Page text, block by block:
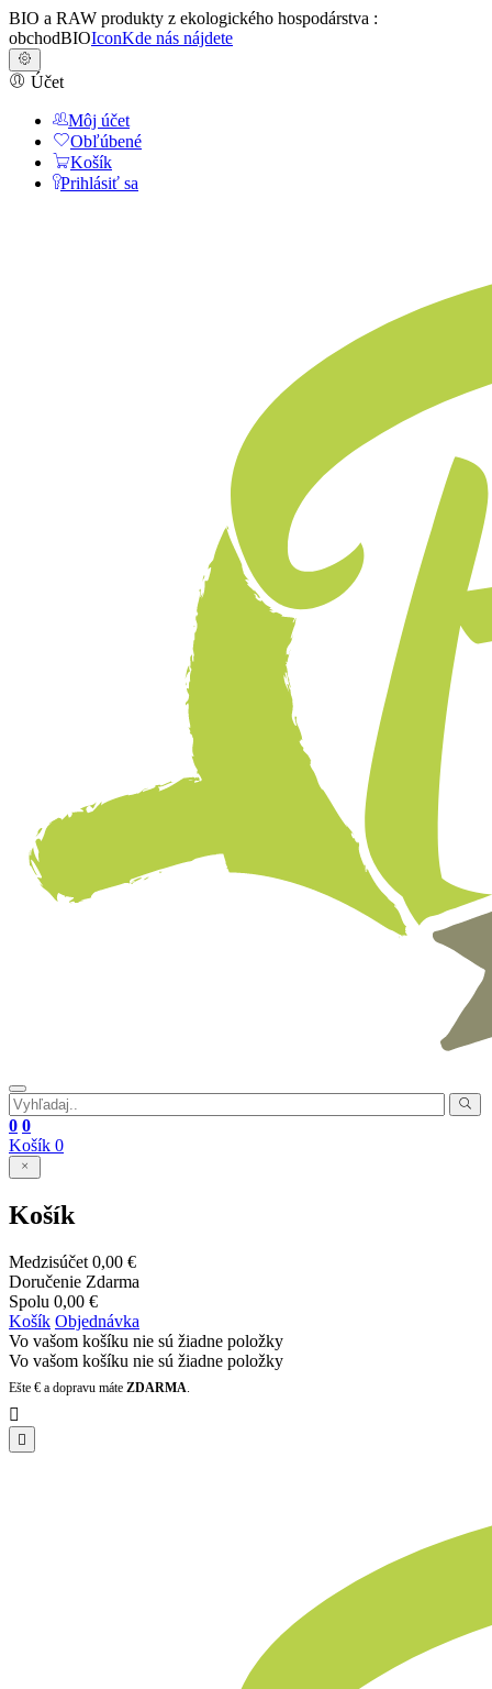
BIO a RAW produkty z ekologického hospodárstva :
obchodBIOIconKde nás nájdete
Účet
Môj účet
Obľúbené
Košík
Prihlásiť sa
0 0
Košík 0
Košík
Medzisúčet 0,00 €
Doručenie Zdarma
Spolu 0,00 €
Košík Objednávka
Vo vašom košíku nie sú žiadne položky
Vo vašom košíku nie sú žiadne položky
Ešte € a dopravu máte ZDARMA.

